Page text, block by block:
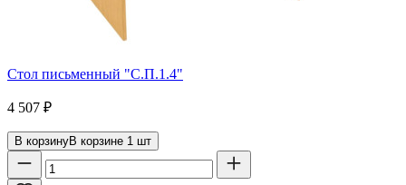
Стол письменный "С.П.1.4"
4 507 ₽
В корзинуВ корзине 1 шт